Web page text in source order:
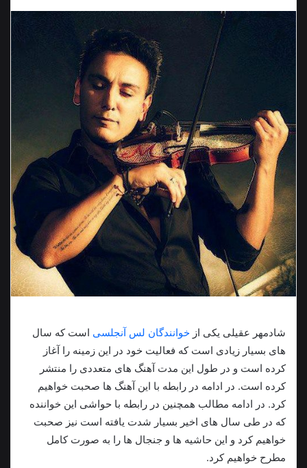
شادمهر عقیلی يکی از خوانندگان لس آنجلسی است که سال
های بسیار زیادی است که فعالیت خود در این زمینه را آغاز
کرده است و در طول این مدت آهنگ های متعددی را منتشر
کرده است. در ادامه در رابطه با این آهنگ ها صحبت خواهیم
کرد. در ادامه مطالب همچنین در رابطه با حواشی این خواننده
که در طی سال های اخیر بسیار شدت یافته است نیز صحبت
خواهیم کرد و این حاشیه ها و جنجال ها را به صورت کامل
مطرح خواهیم کرد.